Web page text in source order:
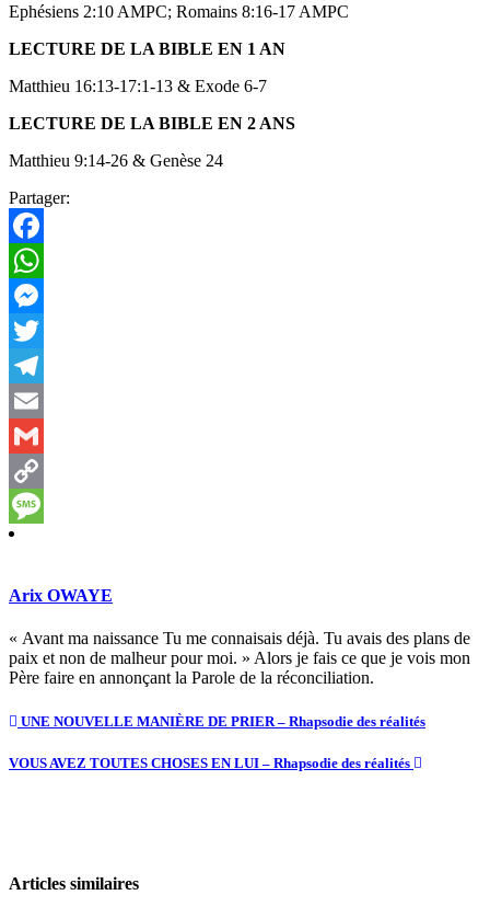
Ephésiens 2:10 AMPC; Romains 8:16-17 AMPC
LECTURE DE LA BIBLE EN 1 AN
Matthieu 16:13-17:1-13 & Exode 6-7
LECTURE DE LA BIBLE EN 2 ANS
Matthieu 9:14-26 & Genèse 24
Partager:
Facebook
WhatsApp
Messenger
Twitter
Telegram
Email
Gmail
Copy
Link
Message
Arix OWAYE
« Avant ma naissance Tu me connaisais déjà. Tu avais des plans de
paix et non de malheur pour moi. » Alors je fais ce que je vois mon
Père faire en annonçant la Parole de la réconciliation.
UNE NOUVELLE MANIÈRE DE PRIER – Rhapsodie des réalités
VOUS AVEZ TOUTES CHOSES EN LUI – Rhapsodie des réalités
Articles similaires